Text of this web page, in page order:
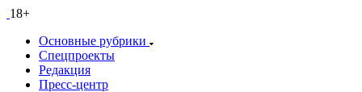
18+
Основные рубрики
Спецпроекты
Редакция
Пресс-центр